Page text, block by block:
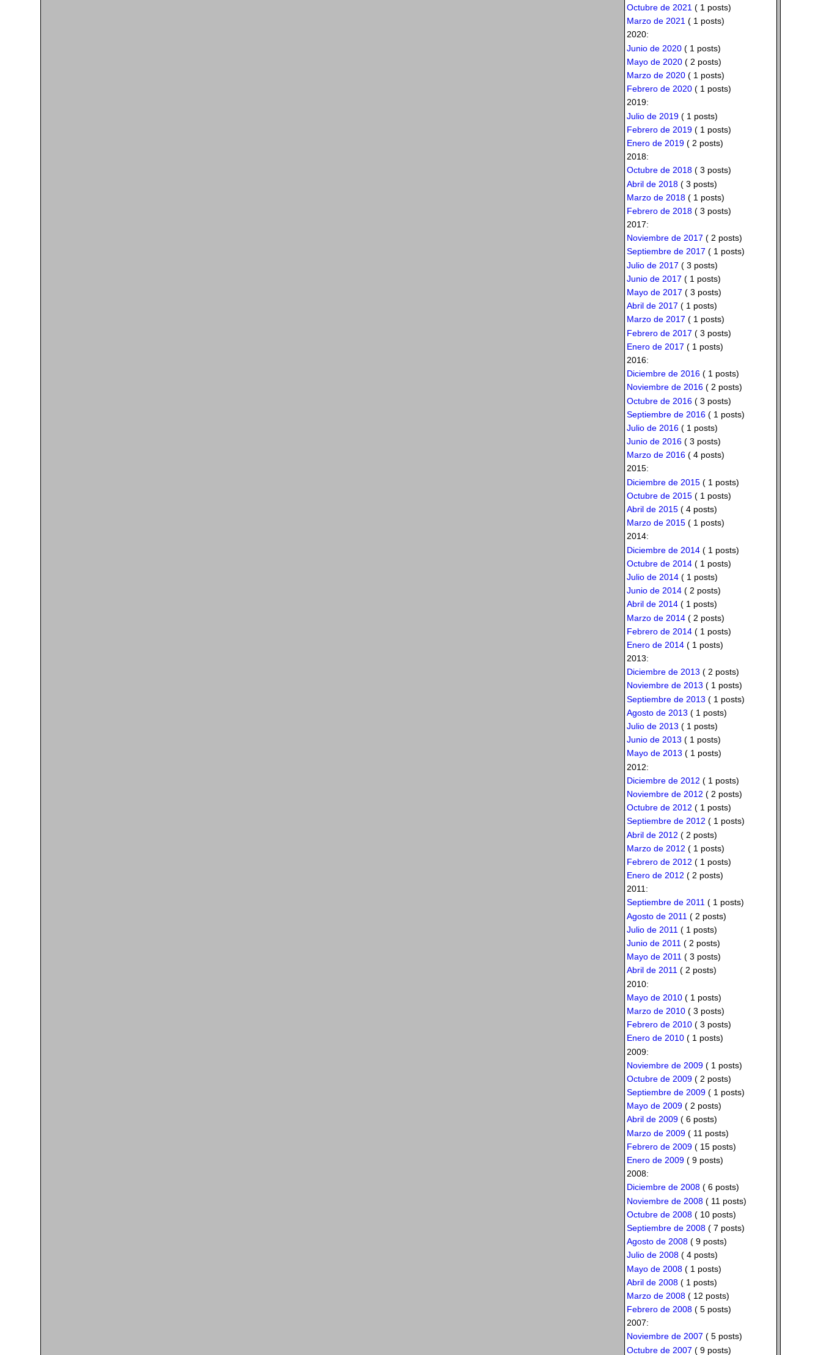
Octubre de 2021 ( 1 posts)
Marzo de 2021( 1 posts)
2020:
Junio de 2020( 1 posts)
Mayo de 2020( 2 posts)
Marzo de 2020( 1 posts)
Febrero de 2020( 1 posts)
2019:
Julio de 2019( 1 posts)
Febrero de 2019( 1 posts)
Enero de 2019( 2 posts)
2018:
Octubre de 2018( 3 posts)
Abril de 2018( 3 posts)
Marzo de 2018( 1 posts)
Febrero de 2018( 3 posts)
2017:
Noviembre de 2017 ( 2 posts)
Septiembre de 2017 ( 1 posts)
Julio de 2017 ( 3 posts)
Junio de 2017 ( 1 posts)
Mayo de 2017 ( 3 posts)
Abril de 2017 ( 1 posts)
Marzo de 2017 ( 1 posts)
Febrero de 2017 ( 3 posts)
Enero de 2017 ( 1 posts)
2016:
Diciembre de 2016( 1 posts)
Noviembre de 2016( 2 posts)
Octubre de 2016( 3 posts)
Septiembre de 2016( 1 posts)
Julio de 2016( 1 posts)
Junio de 2016( 3 posts)
Marzo de 2016( 4 posts)
2015:
Diciembre de 2015( 1 posts)
Octubre de 2015( 1 posts)
Abril de 2015( 4 posts)
Marzo de 2015( 1 posts)
2014:
Diciembre de 2014( 1 posts)
Octubre de 2014( 1 posts)
Julio de 2014( 1 posts)
Junio de 2014( 2 posts)
Abril de 2014( 1 posts)
Marzo de 2014( 2 posts)
Febrero de 2014( 1 posts)
Enero de 2014( 1 posts)
2013:
Diciembre de 2013 ( 2 posts)
Noviembre de 2013 ( 1 posts)
Septiembre de 2013 ( 1 posts)
Agosto de 2013 ( 1 posts)
Julio de 2013 ( 1 posts)
Junio de 2013 ( 1 posts)
Mayo de 2013 ( 1 posts)
2012:
Diciembre de 2012 ( 1 posts)
Noviembre de 2012 ( 2 posts)
Octubre de 2012 ( 1 posts)
Septiembre de 2012 ( 1 posts)
Abril de 2012 ( 2 posts)
Marzo de 2012 ( 1 posts)
Febrero de 2012 ( 1 posts)
Enero de 2012 ( 2 posts)
2011:
Septiembre de 2011( 1 posts)
Agosto de 2011 ( 2 posts)
Julio de 2011 ( 1 posts)
Junio de 2011 ( 2 posts)
Mayo de 2011 ( 3 posts)
Abril de 2011( 2 posts)
2010:
Mayo de 2010( 1 posts)
Marzo de 2010( 3 posts)
Febrero de 2010( 3 posts)
Enero de 2010( 1 posts)
2009:
Noviembre de 2009( 1 posts)
Octubre de 2009( 2 posts)
Septiembre de 2009( 1 posts)
Mayo de 2009( 2 posts)
Abril de 2009( 6 posts)
Marzo de 2009( 11 posts)
Febrero de 2009( 15 posts)
Enero de 2009( 9 posts)
2008:
Diciembre de 2008( 6 posts)
Noviembre de 2008( 11 posts)
Octubre de 2008( 10 posts)
Septiembre de 2008( 7 posts)
Agosto de 2008( 9 posts)
Julio de 2008( 4 posts)
Mayo de 2008( 1 posts)
Abril de 2008( 1 posts)
Marzo de 2008( 12 posts)
Febrero de 2008( 5 posts)
2007:
Noviembre de 2007 ( 5 posts)
Octubre de 2007 ( 9 posts)